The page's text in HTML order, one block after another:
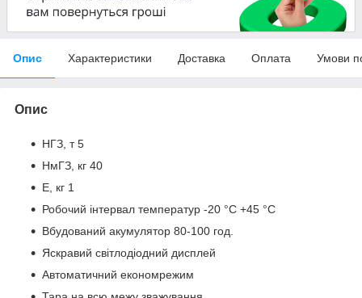
Опис Характеристики Доставка Оплата Умови
Опис
НГЗ, т 5
НмГЗ, кг 40
Е, кг 1
Робочий інтервал температур -20 °C +45 °C
Вбудований акумулятор 80-100 год.
Яскравий світлодіодний дисплей
Автоматичний економрежим